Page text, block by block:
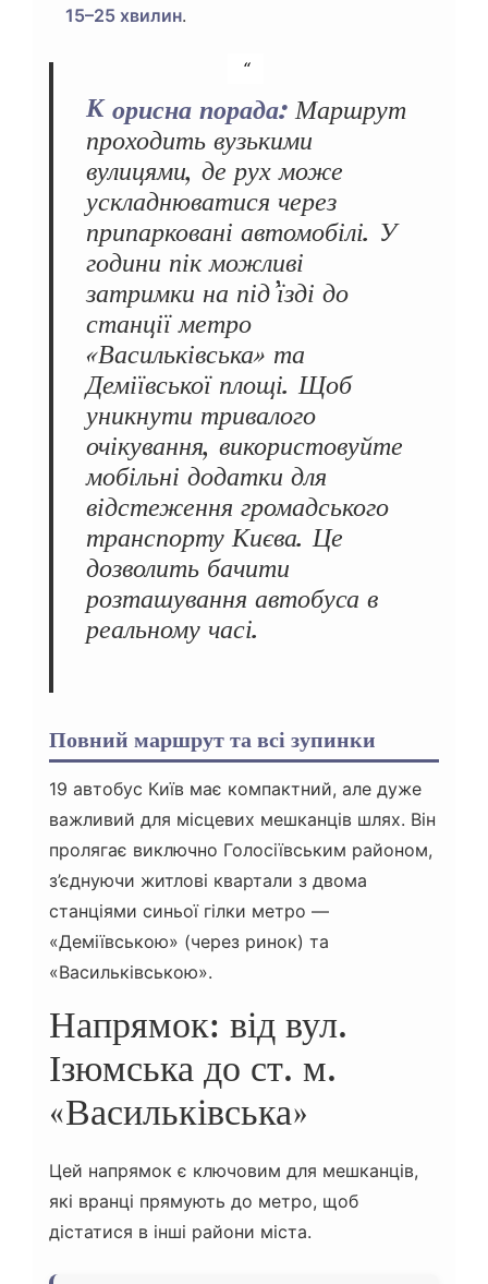
15–25 хвилин.
Корисна порада: Маршрут
проходить вузькими
вулицями, де рух може
ускладнюватися через
припарковані автомобілі. У
години пік можливі
затримки на під’їзді до
станції метро
«Васильківська» та
Деміївської площі. Щоб
уникнути тривалого
очікування, використовуйте
мобільні додатки для
відстеження громадського
транспорту Києва. Це
дозволить бачити
розташування автобуса в
реальному часі.
Повний маршрут та всі зупинки
19 автобус Київ має компактний, але дуже
важливий для місцевих мешканців шлях. Він
пролягає виключно Голосіївським районом,
з’єднуючи житлові квартали з двома
станціями синьої гілки метро —
«Деміївською» (через ринок) та
«Васильківською».
Напрямок: від вул.
Ізюмська до ст. м.
«Васильківська»
Цей напрямок є ключовим для мешканців,
які вранці прямують до метро, щоб
дістатися в інші райони міста.